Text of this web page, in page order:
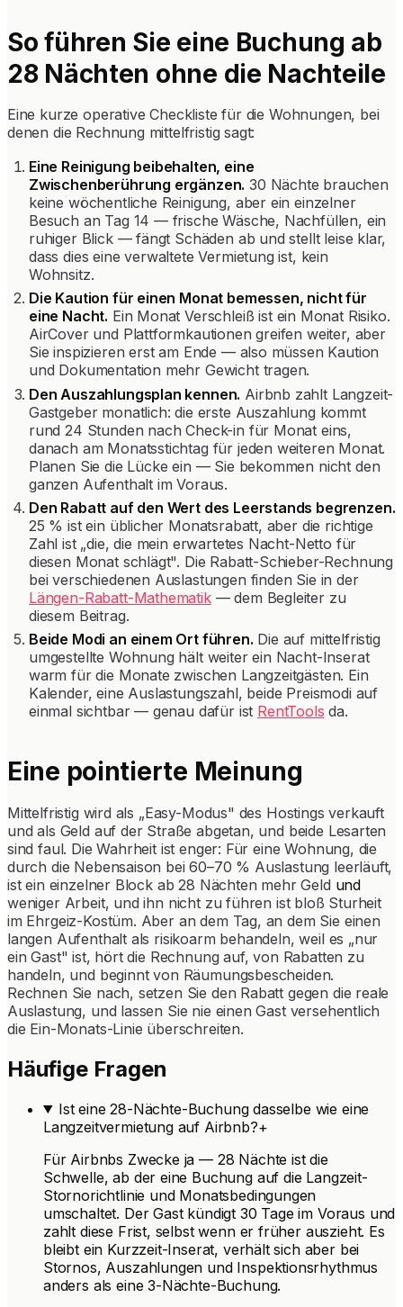
So führen Sie eine Buchung ab
28 Nächten ohne die Nachteile
Eine kurze operative Checkliste für die Wohnungen, bei
denen die Rechnung mittelfristig sagt:
Eine Reinigung beibehalten, eine
Zwischenberührung ergänzen. 30 Nächte brauchen
keine wöchentliche Reinigung, aber ein einzelner
Besuch an Tag 14 — frische Wäsche, Nachfüllen, ein
ruhiger Blick — fängt Schäden ab und stellt leise klar,
dass dies eine verwaltete Vermietung ist, kein
Wohnsitz.
Die Kaution für einen Monat bemessen, nicht für
eine Nacht. Ein Monat Verschleiß ist ein Monat Risiko.
AirCover und Plattformkautionen greifen weiter, aber
Sie inspizieren erst am Ende — also müssen Kaution
und Dokumentation mehr Gewicht tragen.
Den Auszahlungsplan kennen. Airbnb zahlt Langzeit-
Gastgeber monatlich: die erste Auszahlung kommt
rund 24 Stunden nach Check-in für Monat eins,
danach am Monatsstichtag für jeden weiteren Monat.
Planen Sie die Lücke ein — Sie bekommen nicht den
ganzen Aufenthalt im Voraus.
Den Rabatt auf den Wert des Leerstands begrenzen.
25 % ist ein üblicher Monatsrabatt, aber die richtige
Zahl ist „die, die mein erwartetes Nacht-Netto für
diesen Monat schlägt". Die Rabatt-Schieber-Rechnung
bei verschiedenen Auslastungen finden Sie in der
Längen-Rabatt-Mathematik— dem Begleiter zu
diesem Beitrag.
Beide Modi an einem Ort führen. Die auf mittelfristig
umgestellte Wohnung hält weiter ein Nacht-Inserat
warm für die Monate zwischen Langzeitgästen. Ein
Kalender, eine Auslastungszahl, beide Preismodi auf
einmal sichtbar — genau dafür ist RentTools da.
Eine pointierte Meinung
Mittelfristig wird als „Easy-Modus" des Hostings verkauft
und als Geld auf der Straße abgetan, und beide Lesarten
sind faul. Die Wahrheit ist enger: Für eine Wohnung, die
durch die Nebensaison bei 60–70 % Auslastung leerläuft,
ist ein einzelner Block ab 28 Nächten mehr Geld und
weniger Arbeit, und ihn nicht zu führen ist bloß Sturheit
im Ehrgeiz-Kostüm. Aber an dem Tag, an dem Sie einen
langen Aufenthalt als risikoarm behandeln, weil es „nur
ein Gast" ist, hört die Rechnung auf, von Rabatten zu
handeln, und beginnt von Räumungsbescheiden.
Rechnen Sie nach, setzen Sie den Rabatt gegen die reale
Auslastung, und lassen Sie nie einen Gast versehentlich
die Ein-Monats-Linie überschreiten.
Häufige Fragen
Ist eine 28-Nächte-Buchung dasselbe wie eine
Langzeitvermietung auf Airbnb?+
Für Airbnbs Zwecke ja — 28 Nächte ist die
Schwelle, ab der eine Buchung auf die Langzeit-
Stornorichtlinie und Monatsbedingungen
umschaltet. Der Gast kündigt 30 Tage im Voraus und
zahlt diese Frist, selbst wenn er früher auszieht. Es
bleibt ein Kurzzeit-Inserat, verhält sich aber bei
Stornos, Auszahlungen und Inspektionsrhythmus
anders als eine 3-Nächte-Buchung.